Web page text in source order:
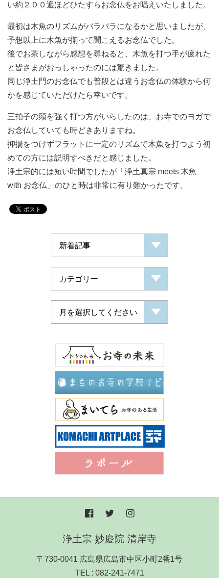
い約２００遍ほどひたすらお念仏をお唱えいたしました。
最初は木魚のリズムがバラバラになるかと思いましたが、
予想以上に木魚が揃って聞こえるお念仏でした。
後でお茶しながら感想を尋ねると、木魚を打つ手が疲れた
と皆さまがおっしゃったのには驚きました。
同じ浄土門のお念仏でも普段とは違うお念仏の体験から何
かを感じていただけたら幸いです。
三拍子の頭を強く打つ方がいらしたのは、お寺でのヨガで
お念仏していても時どきありますね。
抑揚をつけずフラットに一定のリズムで木魚を打つよう初
めての方には説明すべきだと感じました。
浄土宗的には短い時間でしたが「浄土真宗 meets 木魚
with お念仏」のひと時は非常に有り難かったです。
浄土宗 妙慶院 清岸寺
〒730-0041 広島県広島市中区小町2番1号
TEL : 082-241-7471